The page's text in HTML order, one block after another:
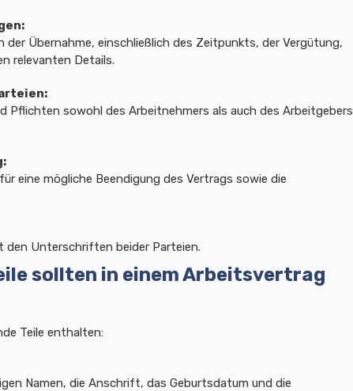
der Übernahme, einschließlich des Zeitpunkts, der Vergütung,
relevanten Details.
Pflichten sowohl des Arbeitnehmers als auch des Arbeitgebers
eine mögliche Beendigung des Vertrags sowie die
den Unterschriften beider Parteien.
sollten in einem Arbeitsvertrag
Teile enthalten:
Namen, die Anschrift, das Geburtsdatum und die